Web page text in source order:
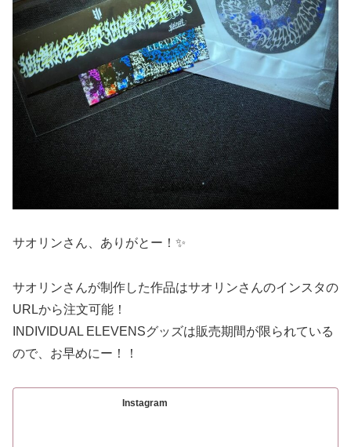
サオリンさん、ありがとー！✨
サオリンさんが制作した作品はサオリンさんのインスタの
URLから注文可能！
INDIVIDUAL ELEVENSグッズは販売期間が限られている
ので、お早めにー！！
Instagram